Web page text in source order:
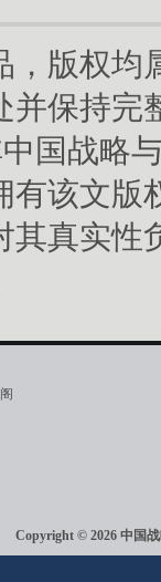
，版权
并保持完
国战略
有该文
其真实
Copyright © 2026 中国